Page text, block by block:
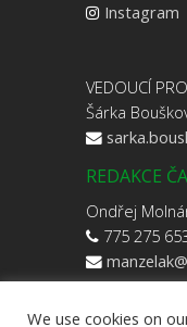
Instagram
VEDOUCÍ
Šárka
REDAKCE
Ondřej
775 275
We use cookies on